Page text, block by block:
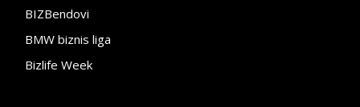
BIZBendovi
BMW biznis liga
Bizlife Week